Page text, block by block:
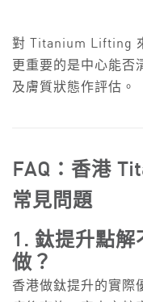
對 Titanium Lifting
更重要的是中心能否
及膚質狀態作評估。
FAQ：香港
常見問題
1. 鈦提升點
做？
香港做鈦提升的實際